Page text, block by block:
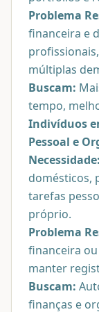
Problema
financeira e
múltiplas
Buscam:
tempo,
Indivíduos
Pessoal e
Necessidade:
domésticos,
tarefas
próprio.
Problema
financeira
manter
Buscam:
finanças e